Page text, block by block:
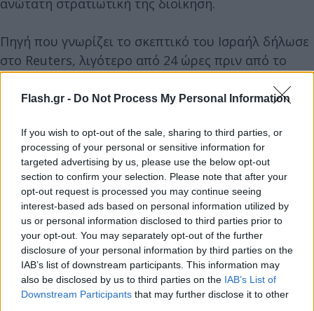
Flash.gr - Do Not Process My Personal Information
If you wish to opt-out of the sale, sharing to third parties, or
processing of your personal or sensitive information for
targeted advertising by us, please use the below opt-out
section to confirm your selection. Please note that after your
opt-out request is processed you may continue seeing
interest-based ads based on personal information utilized by
us or personal information disclosed to third parties prior to
your opt-out. You may separately opt-out of the further
disclosure of your personal information by third parties on the
IAB’s list of downstream participants. This information may
also be disclosed by us to third parties on the IAB’s List of
Downstream Participants that may further disclose it to other
ανώτατη στρατιωτική της διοίκηση.
Πηγή που γνωρίζει το σκεπτικό του Ισραήλ δήλωσε
στο Reuters, λιγότερο από 24 ώρες πριν από το
χτύπημα, ότι το Τελ Αβίβ έχει περάσει 20 χρόνια
εστιάζοντας τις προσπάθειες των μυστικών
χτυπήσει τον Νασράλα όποτε ήθελε,
συμπεριλαμβανομένου του αρχηγείου.
Το πρόσωπο αυτό χαρακτήρισε τις πληροφορίες
«λαμπρές», χωρίς να δώσει λεπτομέρειες.
Ανακτήθηκε το πτώμα του ηγέτητης
Χεζμπολάχ